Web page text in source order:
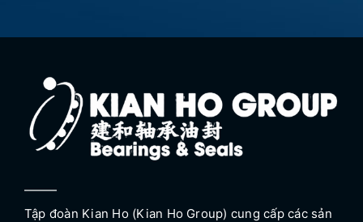
Tập đoàn Kian Ho (Kian Ho Group) cung cấp các sản